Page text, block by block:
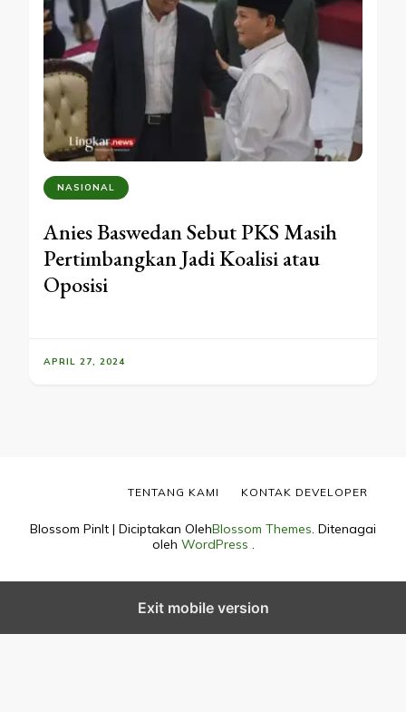
NASIONAL
Anies Baswedan Sebut PKS Masih
Pertimbangkan Jadi Koalisi atau
Oposisi
APRIL 27, 2024
Blossom PinIt | Diciptakan OlehBlossom Themes. Ditenagai
oleh WordPress .
TENTANG KAMI KONTAK DEVELOPER
Exit mobile version